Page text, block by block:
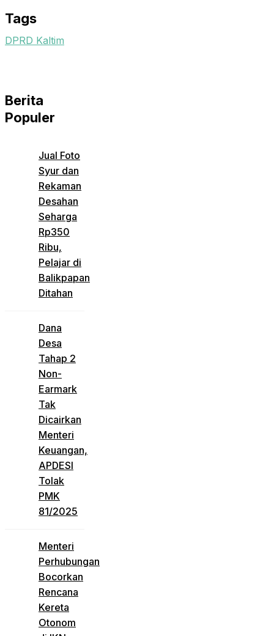
Tags
DPRD Kaltim
Berita
Populer
Jual Foto
Syur dan
Rekaman
Desahan
Seharga
Rp350
Ribu,
Pelajar di
Balikpapan
Ditahan
Dana
Desa
Tahap 2
Non-
Earmark
Tak
Dicairkan
Menteri
Keuangan,
APDESI
Tolak
PMK
81/2025
Menteri
Perhubungan
Bocorkan
Rencana
Kereta
Otonom